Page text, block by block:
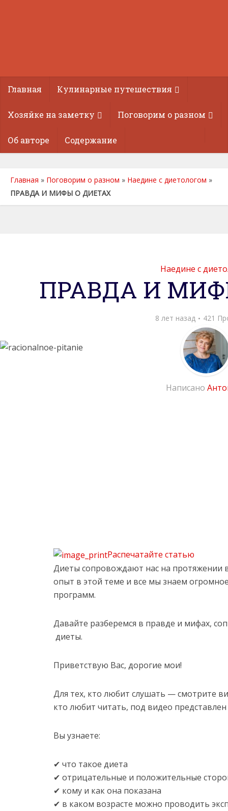
Главная Кулинарные путешествия
Хозяйке на заметку Поговорим о разном
Об авторе Содержание
Главная » Поговорим о разном » Наедине с диетологом »
ПРАВДА И МИФЫ О ДИЕТАХ
Наедине с
ПРАВДА И
8 лет назад 421
Написано
Распечатайте статью
Диеты сопровождают нас на протяжении
опыт в этой теме и все мы знаем
программ.
Давайте разберемся в правде и мифах,
диеты.
Приветствую Вас, дорогие мои!
Для тех, кто любит слушать — смотрите
кто любит читать, под видео
Вы узнаете:
✔ что такое диета
✔ отрицательные и положительные
✔ кому и как она показана
✔ в каком возрасте можно проводить